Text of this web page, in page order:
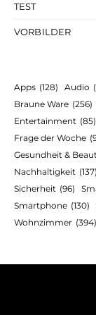
TEST
VORBILDER
Apps (128) Audio
Braune Ware (256)
Entertainment (85)
Frage der Woche
Gesundheit &
Nachhaltigkeit (137)
Sicherheit (96)
Smartphone (130)
Wohnzimmer (394)